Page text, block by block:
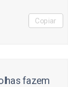
Copiar
fazem